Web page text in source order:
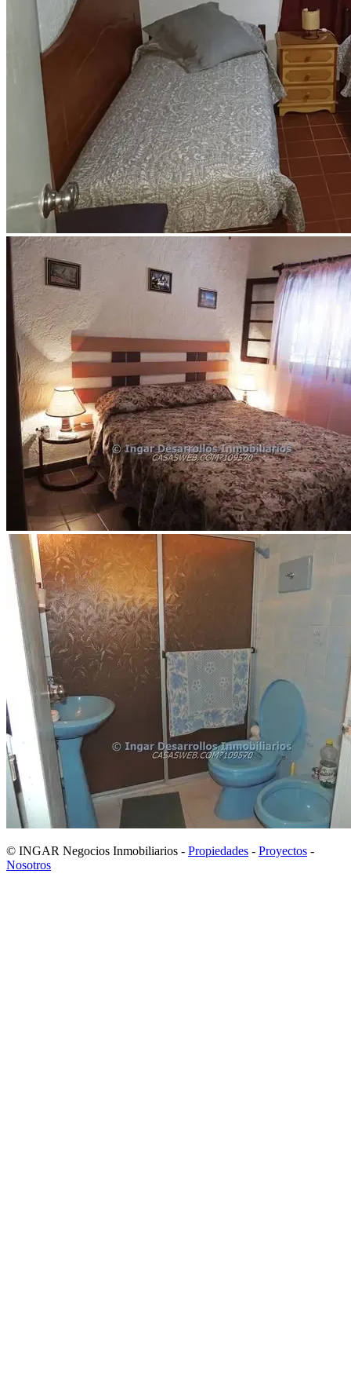
© INGAR Negocios Inmobiliarios - Propiedades - Proyectos -
Nosotros